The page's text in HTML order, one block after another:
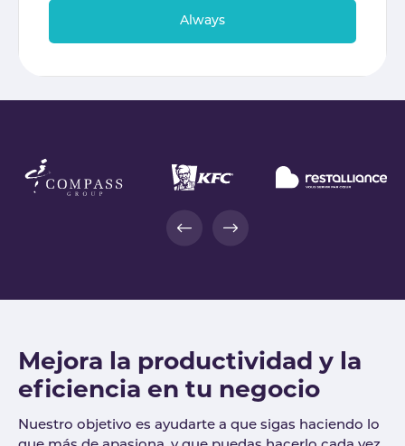
Always
Mejora la productividad y la
eficiencia en tu negocio
Nuestro objetivo es ayudarte a que sigas haciendo lo